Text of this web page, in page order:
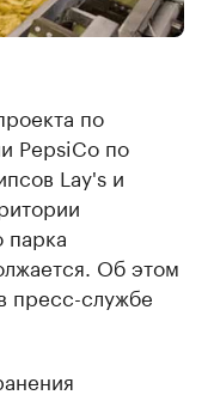
по
PepsiCo по
Lay's и
парка
Об этом
пресс-службе